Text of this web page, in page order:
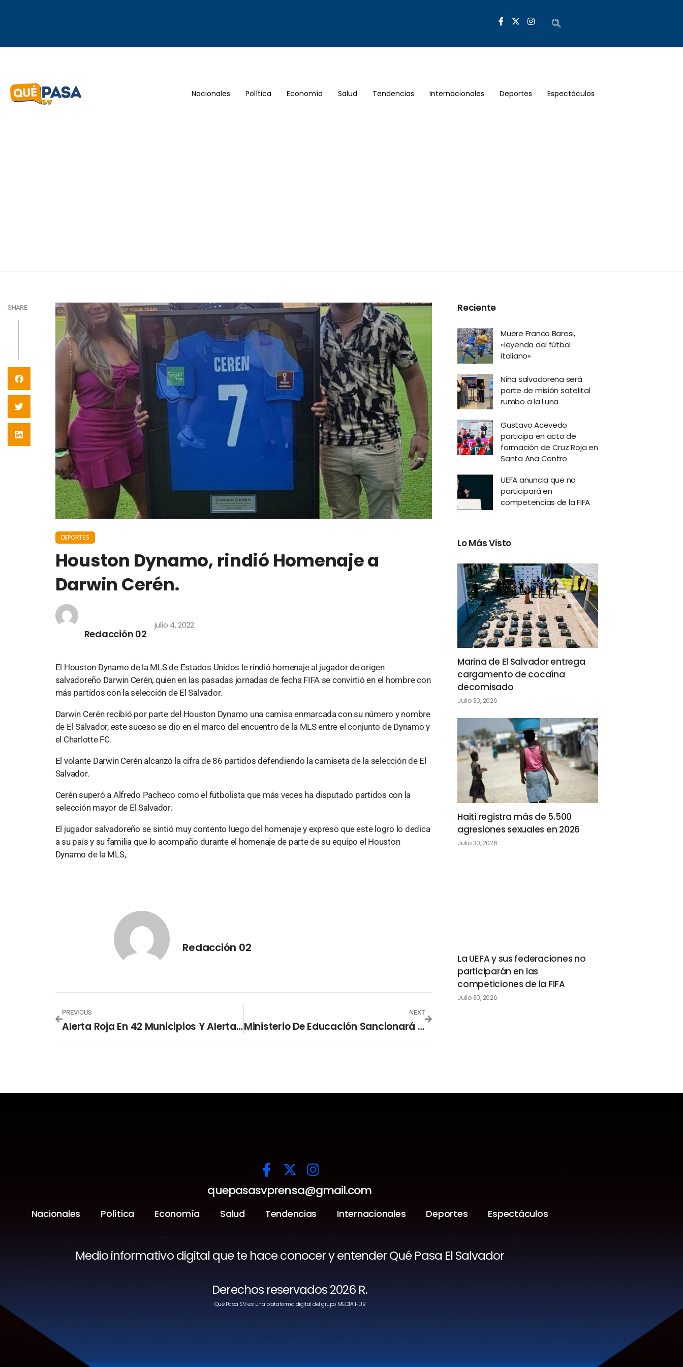
Nacionales Política Economía Salud Tendencias Internacionales Deportes Espectáculos
SHARE
DEPORTES
Houston Dynamo, rindió Homenaje a
Darwin Cerén.
Redacción 02
julio 4, 2022
El Houston Dynamo de la MLS de Estados Unidos le rindió homenaje al jugador de origen
salvadoreño Darwin Cerén, quien en las pasadas jornadas de fecha FIFA se convirtió en el hombre con
más partidos con la selección de El Salvador.
Darwin Cerén recibió por parte del Houston Dynamo una camisa enmarcada con su número y nombre
de El Salvador, este suceso se dio en el marco del encuentro de la MLS entre el conjunto de Dynamo y
el Charlotte FC.
El volante Darwin Cerén alcanzó la cifra de 86 partidos defendiendo la camiseta de la selección de El
Salvador.
Cerén superó a Alfredo Pacheco como el futbolista que más veces ha disputado partidos con la
selección mayor de El Salvador.
El jugador salvadoreño se sintió muy contento luego del homenaje y expreso que este logro lo dedica
a su país y su familia que lo acompaño durante el homenaje de parte de su equipo el Houston
Dynamo de la MLS,
Redacción 02
PREVIOUS
Alerta Roja En 42 Municipios Y Alerta Naranja En El Resto Del País Por Incidencia Del Huracán Bonnie
NEXT
Ministerio De Educación Sancionará A Liceo Francés Por No Acatar Suspensión De Clases
Reciente
Muere Franco Baresi,
«leyenda del fútbol
italiano»
Niña salvadoreña será
parte de misión satelital
rumbo a la Luna
Gustavo Acevedo
participa en acto de
formación de Cruz Roja en
Santa Ana Centro
UEFA anuncia que no
participará en
competencias de la FIFA
Lo Más Visto
Marina de El Salvador entrega
cargamento de cocaína
decomisado
Julio 30, 2026
Haití registra más de 5.500
agresiones sexuales en 2026
Julio 30, 2026
La UEFA y sus federaciones no
participarán en las
competiciones de la FIFA
Julio 30, 2026
quepasasvprensa@gmail.com
Nacionales Política Economía Salud Tendencias Internacionales Deportes Espectáculos
Medio informativo digital que te hace conocer y entender Qué Pasa El Salvador
Derechos reservados 2026 R.
Qué Pasa SV es una plataforma digital del grupo MEDIA HUB